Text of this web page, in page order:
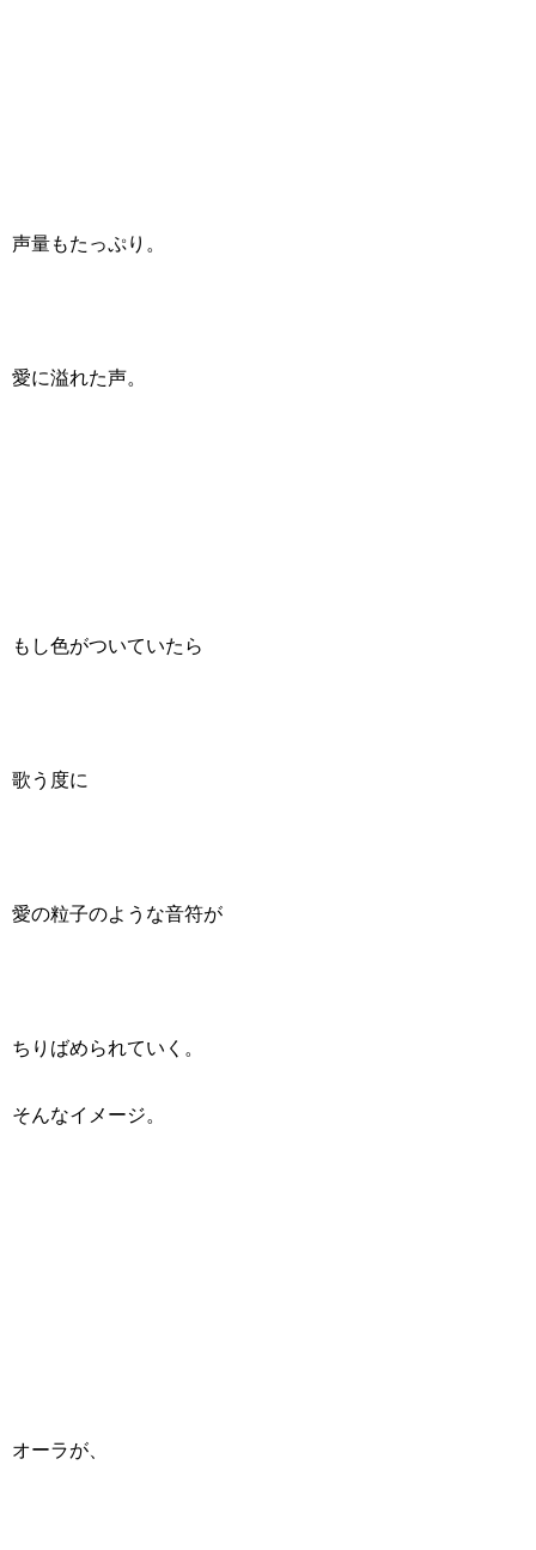
声量もたっぷり。
愛に溢れた声。
もし色がついていたら
歌う度に
愛の粒子のような音符が
ちりばめられていく。
そんなイメージ。
オーラが、